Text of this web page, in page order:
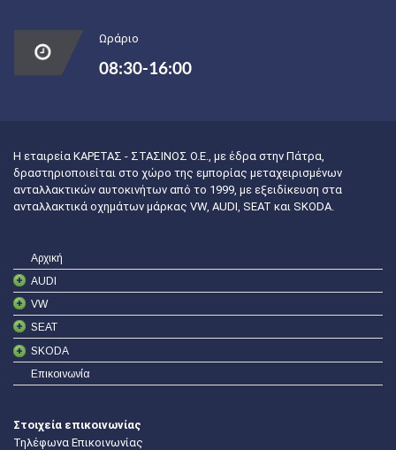
Ωράριο
08:30-16:00
Η εταιρεία ΚΑΡΕΤΑΣ - ΣΤΑΣΙΝΟΣ Ο.Ε., με έδρα στην Πάτρα,
δραστηριοποιείται στο χώρο της εμπορίας μεταχειρισμένων
ανταλλακτικών αυτοκινήτων από το 1999, με εξειδίκευση στα
ανταλλακτικά οχημάτων μάρκας VW, AUDI, SEAT και SKODA.
Αρχική
AUDI
VW
SEAT
SKODA
Επικοινωνία
Στοιχεία επικοινωνίας
Τηλέφωνα Επικοινωνίας